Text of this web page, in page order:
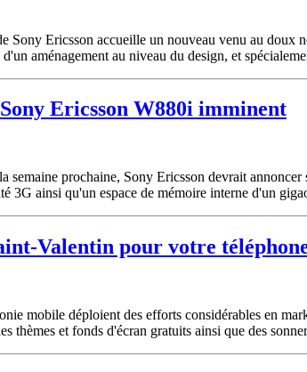
Sony Ericsson accueille un nouveau venu au
aménagement au niveau du design, et
Ericsson W880i imminent
semaine prochaine, Sony Ericsson devrait
3G ainsi qu'un espace de mémoire interne d'un
Valentin pour votre
mobile déploient des efforts considérables en
thèmes et fonds d'écran gratuits ainsi que des